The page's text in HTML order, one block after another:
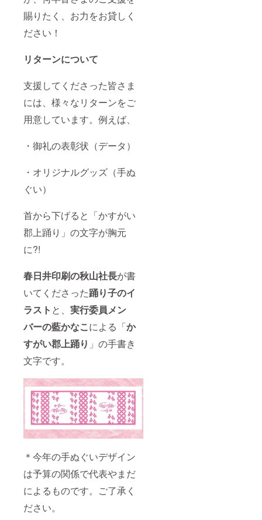
賜りたく、お力をお貸しく
ださい！
リターンについて
支援してくださった皆さま
には、様々なリターンをご
用意しています。例えば、
・御礼の表彰状（データ）
・オリジナルグッズ（手ぬ
ぐい）
首から下げると「かすがい
郡上踊り」の文字が胸元
に?!
春日井印刷の秋山社長が書
いてくださった踊り子のイ
ラスト と、 実行委員メン
バーの藍かなこによる「か
すがい郡上踊り 」の手書き
文字です。
＊今年の手ぬぐいデザイン
は予算の関係で代表やまだ
によるものです。ご了承く
ださい。